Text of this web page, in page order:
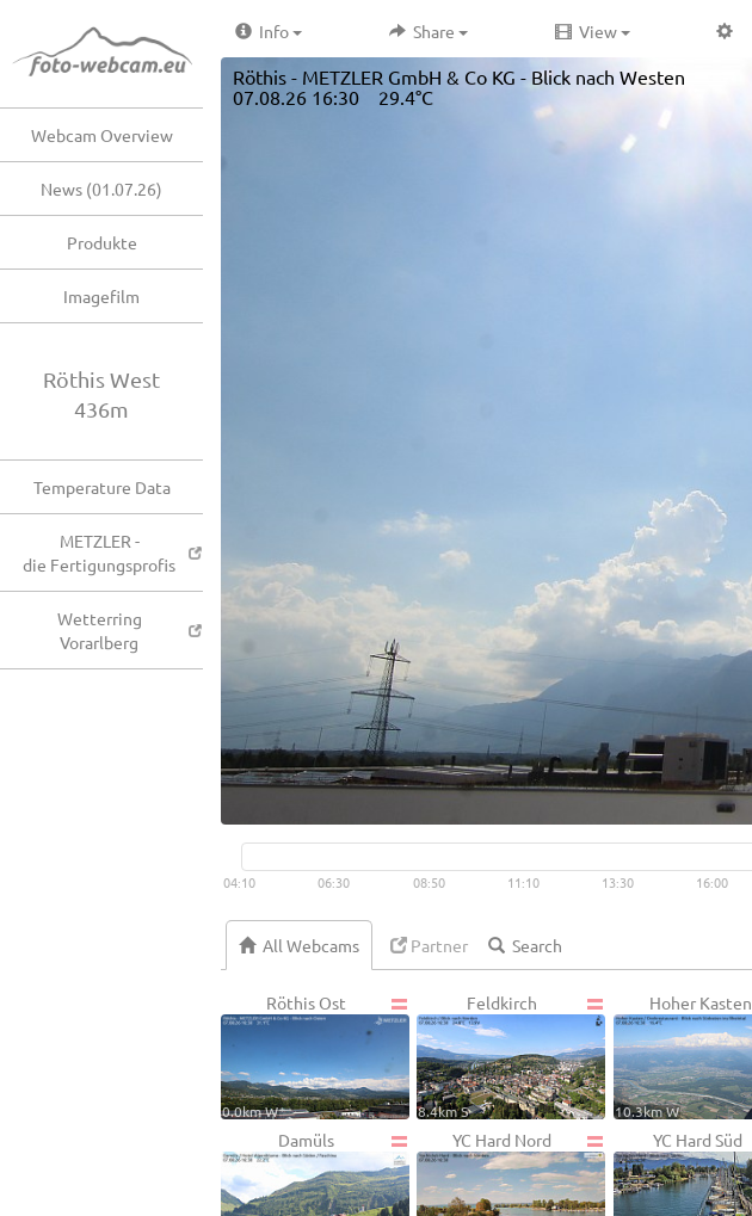
Webcam Overview
News (01.07.26)
Produkte
Imagefilm
Röthis West
436m
Temperature Data
METZLER -
die Fertigungsprofis
Wetterring
Vorarlberg
Info Share View
Röthis - METZLER GmbH & Co KG - Blick nach Westen
07.08.26 16:30 29.4°C
04:10 06:30 08:50 11:10 13:30 16:00
All Webcams Partner
Röthis Ost
0.0km W
Feldkirch
8.4km S
Hoher Kasten
10.3km W
Damüls YC Hard Nord YC Hard Süd